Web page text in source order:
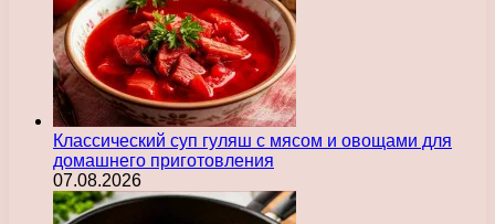
Классический суп гуляш с мясом и овощами для
домашнего приготовления
07.08.2026